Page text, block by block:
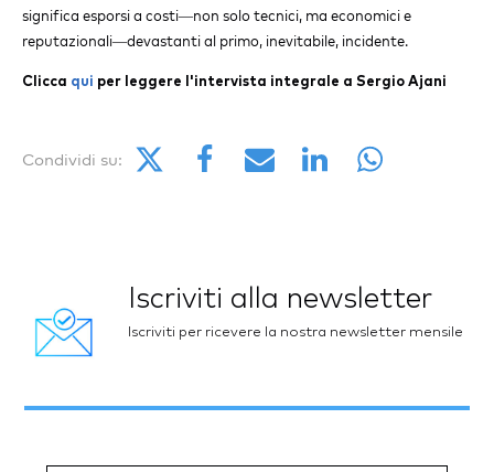
significa esporsi a costi—non solo tecnici, ma economici e
reputazionali—devastanti al primo, inevitabile, incidente.
Clicca qui per leggere l'intervista integrale a Sergio Ajani
Condividi su:
Iscriviti alla newsletter
Iscriviti per ricevere la nostra newsletter mensile